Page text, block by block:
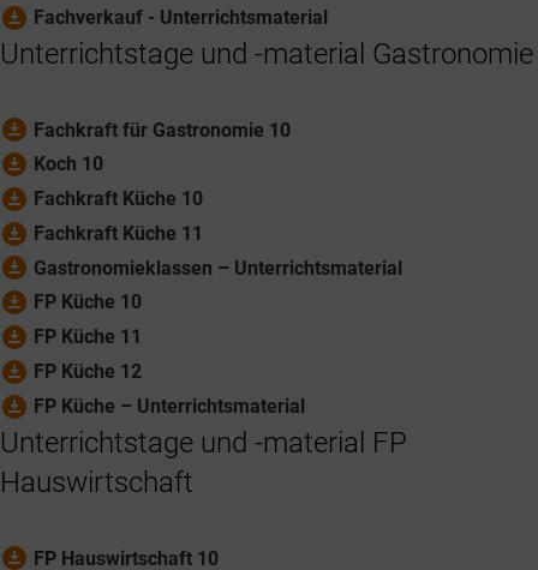
download_for_offline Fachverkauf - Unterrichtsmaterial
Unterrichtstage und -material Gastronomie
download_for_offline Fachkraft für Gastronomie 10
download_for_offline Koch 10
download_for_offline Fachkraft Küche 10
download_for_offline Fachkraft Küche 11
download_for_offline Gastronomieklassen – Unterrichtsmaterial
download_for_offline FP Küche 10
download_for_offline FP Küche 11
download_for_offline FP Küche 12
download_for_offline FP Küche – Unterrichtsmaterial
Unterrichtstage und -material FP
Hauswirtschaft
download_for_offline FP Hauswirtschaft 10